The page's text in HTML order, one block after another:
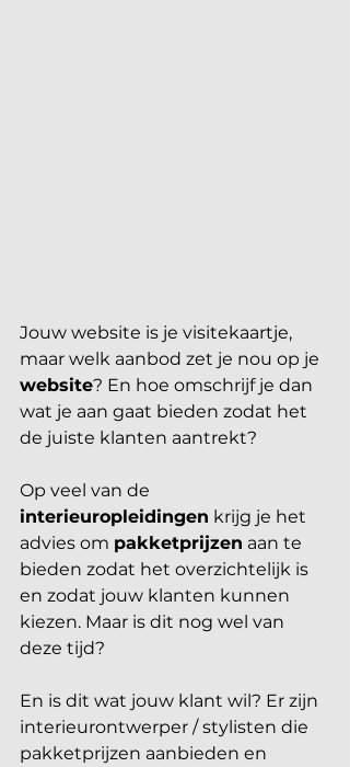
Jouw website is je visitekaartje,
maar welk aanbod zet je nou op je
website? En hoe omschrijf je dan
wat je aan gaat bieden zodat het
de juiste klanten aantrekt?
Op veel van de
interieuropleidingen krijg je het
advies om pakketprijzen aan te
bieden zodat het overzichtelijk is
en zodat jouw klanten kunnen
kiezen. Maar is dit nog wel van
deze tijd?
En is dit wat jouw klant wil? Er zijn
interieurontwerper / stylisten die
pakketprijzen aanbieden en